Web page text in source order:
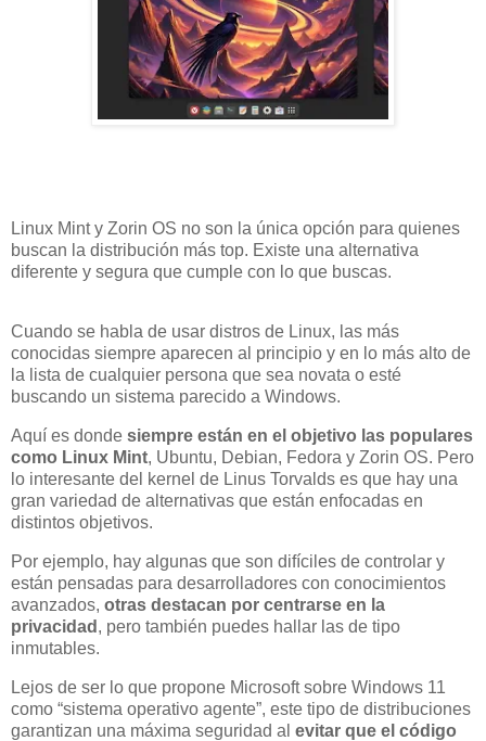
Linux Mint y Zorin OS no son la única opción para quienes
buscan la distribución más top. Existe una alternativa
diferente y segura que cumple con lo que buscas.
Cuando se habla de usar distros de Linux, las más
conocidas siempre aparecen al principio y en lo más alto de
la lista de cualquier persona que sea novata o esté
buscando un sistema parecido a Windows.
Aquí es donde siempre están en el objetivo las populares
como Linux Mint, Ubuntu, Debian, Fedora y Zorin OS. Pero
lo interesante del kernel de Linus Torvalds es que hay una
gran variedad de alternativas que están enfocadas en
distintos objetivos.
Por ejemplo, hay algunas que son difíciles de controlar y
están pensadas para desarrolladores con conocimientos
avanzados, otras destacan por centrarse en la
privacidad , pero también puedes hallar las de tipo
inmutables.
Lejos de ser lo que propone Microsoft sobre Windows 11
como “sistema operativo agente”, este tipo de distribuciones
garantizan una máxima seguridad al evitar que el código